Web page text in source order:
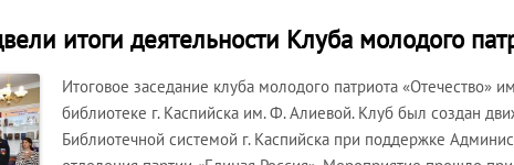
итоги деятельности Клуба молодого
Итоговое заседание клуба молодого патриота «Отечество»
библиотеке г. Каспийска им. Ф. Алиевой. Клуб был создан
Библиотечной системой г. Каспийска при поддержке